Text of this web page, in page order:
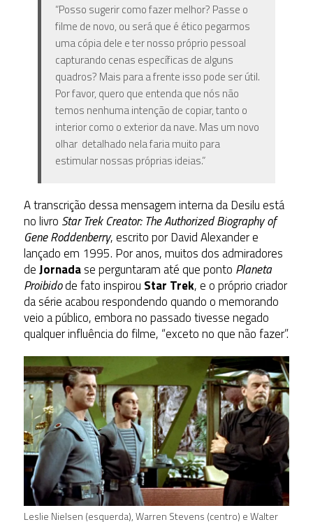
“Posso sugerir como fazer melhor? Passe o
filme de novo, ou será que é ético pegarmos
uma cópia dele e ter nosso próprio pessoal
capturando cenas específicas de alguns
quadros? Mais para a frente isso pode ser útil.
Por favor, quero que entenda que nós não
temos nenhuma intenção de copiar, tanto o
interior como o exterior da nave. Mas um novo
olhar detalhado nela faria muito para
estimular nossas próprias ideias.”
A transcrição dessa mensagem interna da Desilu está
no livro Star Trek Creator: The Authorized Biography of
Gene Roddenberry, escrito por David Alexander e
lançado em 1995. Por anos, muitos dos admiradores
deJornadase perguntaram até que ponto Planeta
Proibidode fato inspirou Star Trek, e o próprio criador
da série acabou respondendo quando o memorando
veio a público, embora no passado tivesse negado
qualquer influência do filme, “exceto no que não fazer”.
Leslie Nielsen (esquerda), Warren Stevens (centro) e Walter